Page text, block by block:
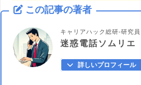
この記事の著者
キャリアハック総研-研究員
迷惑電話ソムリエ
詳しいプロフィール